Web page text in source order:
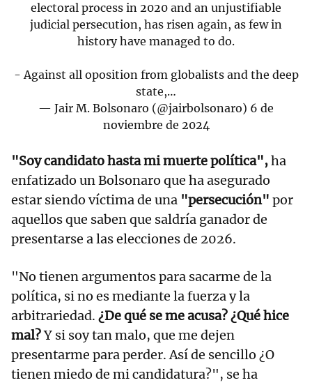
electoral process in 2020 and an unjustifiable
judicial persecution, has risen again, as few in
history have managed to do.
- Against all oposition from globalists and the deep
state,…
— Jair M. Bolsonaro (@jairbolsonaro) 6 de
noviembre de 2024
"Soy candidato hasta mi muerte política",ha
enfatizado un Bolsonaro que ha asegurado
estar siendo víctima de una "persecución" por
aquellos que saben que saldría ganador de
presentarse a las elecciones de 2026.
"No tienen argumentos para sacarme de la
política, si no es mediante la fuerza y la
arbitrariedad. ¿De qué se me acusa? ¿Qué hice
mal?Y si soy tan malo, que me dejen
presentarme para perder. Así de sencillo ¿O
tienen miedo de mi candidatura?", se ha